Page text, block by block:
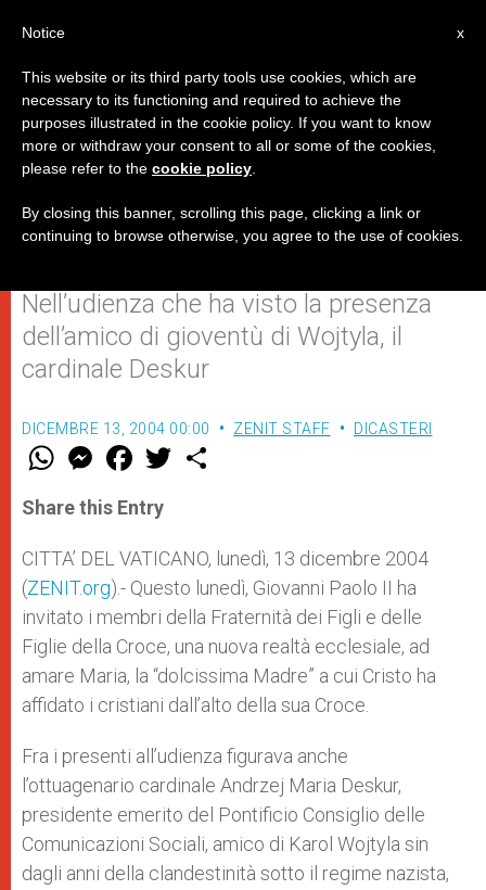
Amate Maria, “dolcissima
Madre”: il consiglio del Papa ai
Figli e Figlie della Croce
Nell’udienza che ha visto la presenza
dell’amico di gioventù di Wojtyla, il
cardinale Deskur
DICEMBRE 13, 2004 00:00 ZENIT STAFF DICASTERI
W
t
s
p
p
M
e
s
e
g
e
r
F
a
e
b
o
k
w
r
Share this Entry
CITTA’ DEL VATICANO, lunedì, 13 dicembre 2004
(ZENIT.org).- Questo lunedì, Giovanni Paolo II ha
invitato i membri della Fraternità dei Figli e delle
Figlie della Croce, una nuova realtà ecclesiale, ad
amare Maria, la “dolcissima Madre” a cui Cristo ha
affidato i cristiani dall’alto della sua Croce.
Fra i presenti all’udienza figurava anche
l’ottuagenario cardinale Andrzej Maria Deskur,
presidente emerito del Pontificio Consiglio delle
Comunicazioni Sociali, amico di Karol Wojtyla sin
dagli anni della clandestinità sotto il regime nazista,
x
Notice
This website or its third party tools use cookies, which are
necessary to its functioning and required to achieve the
purposes illustrated in the cookie policy. If you want to know
more or withdraw your consent to all or some of the cookies,
please refer to the cookie policy
By closing this banner, scrolling this page, clicking a link or
continuing to browse otherwise, you agree to the use of cookies.